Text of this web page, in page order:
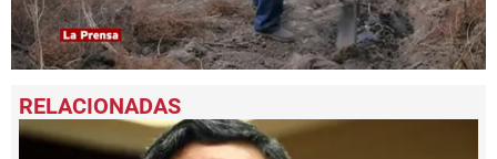
seconds
of
54
seconds